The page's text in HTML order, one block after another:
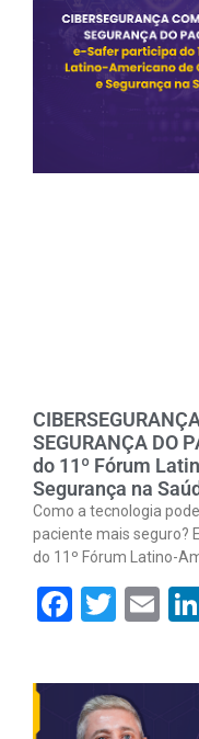
SEGURANÇA DO
do 11º Fórum
Segurança na
Como a tecnologia
paciente mais seguro?
do 11º Fórum Latino-